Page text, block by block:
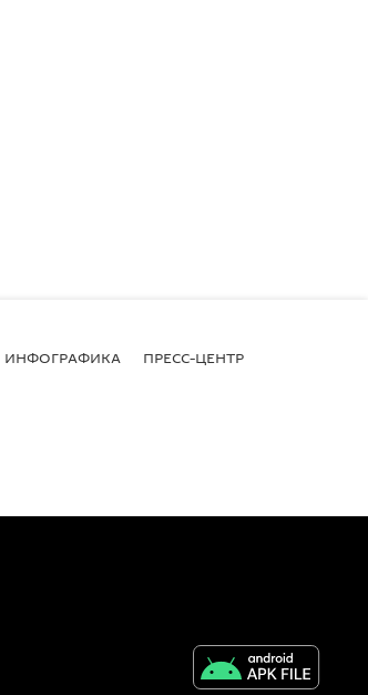
ИНФОГРАФИКА ПРЕСС-ЦЕНТР